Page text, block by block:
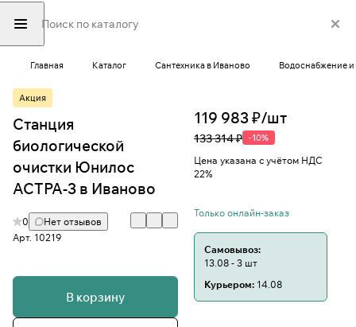
Главная Каталог Сантехника в Иваново Водоснабжение
Акция
Станция
биологической
очистки Юнилос
АСТРА-3 в Иваново
0
Нет отзывов
Арт. 10219
В корзину
119 983 ₽/шт
133 314 ₽ -10%
Цена указана с учётом НДС
22%
Только онлайн-заказ
Самовывоз:
13.08 - 3 шт
Курьером: 14.08